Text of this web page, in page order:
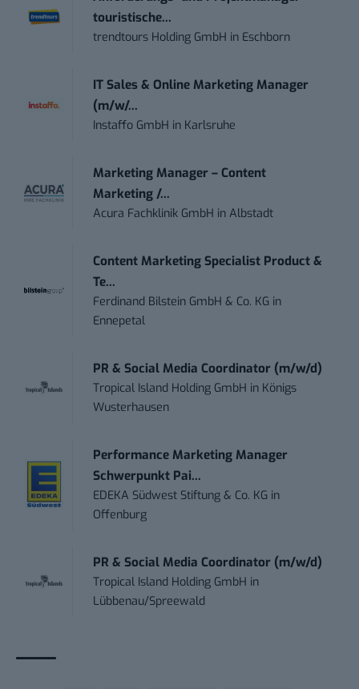
touristische...
trendtours Holding GmbH in Eschborn
IT Sales & Online Marketing Manager
(m/w/...
Instaffo GmbH in Karlsruhe
Marketing Manager – Content
Marketing /...
Acura Fachklinik GmbH inAlbstadt
Content Marketing Specialist Product &
Te...
Ferdinand Bilstein GmbH & Co. KG in
Ennepetal
PR & Social Media Coordinator (m/w/d)
Tropical Island Holding GmbH in Königs
Wusterhausen
Performance Marketing Manager
Schwerpunkt Pai...
EDEKA Südwest Stiftung & Co. KG in
Offenburg
PR & Social Media Coordinator (m/w/d)
Tropical Island Holding GmbH in
Lübbenau/Spreewald